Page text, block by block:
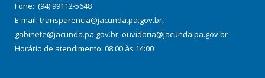
Fone: (94) 99112-5648
E-mail: transparencia@jacunda.pa.gov.br,
gabinete@jacunda.pa.gov.br, ouvidoria@jacunda.pa.gov.br
Horário de atendimento: 08:00 às 14:00